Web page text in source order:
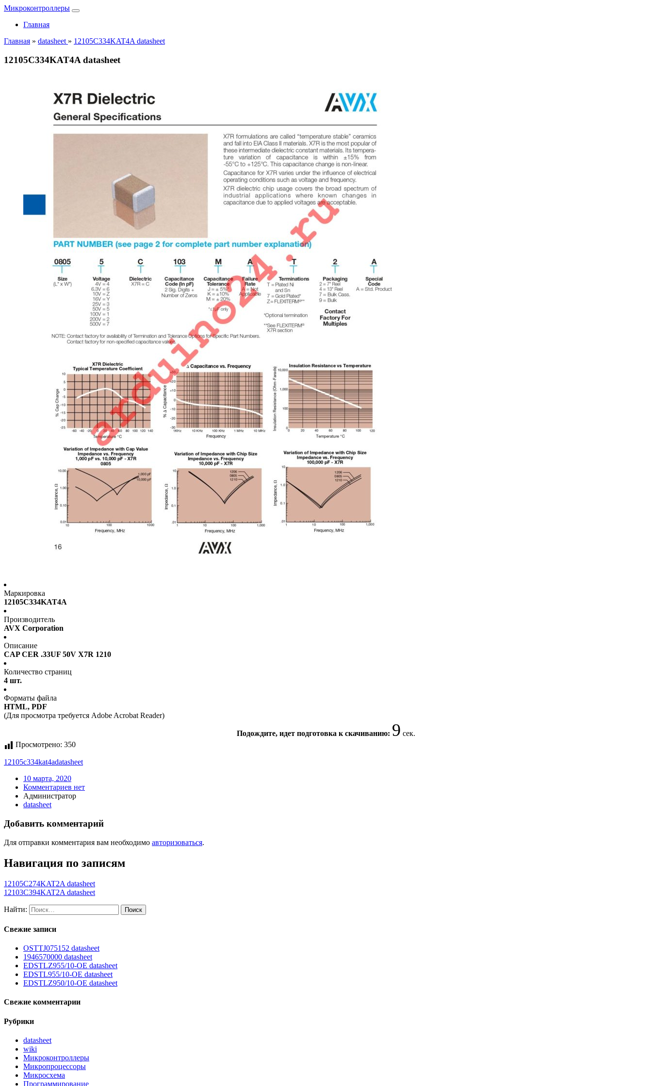
Микроконтроллеры
Главная
Главная » datasheet » 12105C334KAT4A datasheet
12105C334KAT4A datasheet
Маркировка
12105C334KAT4A
Производитель
AVX Corporation
Описание
CAP CER .33UF 50V X7R 1210
Количество страниц
4 шт.
Форматы файла
HTML, PDF
(Для просмотра требуется Adobe Acrobat Reader)
Подождите, идет подготовка к скачиванию: 8 сек.
Просмотрено: 350
12105c334kat4adatasheet
10 марта, 2020
Комментариев нет
Администратор
datasheet
Добавить комментарий
Для отправки комментария вам необходимо авторизоваться.
Навигация по записям
12105C274KAT2A datasheet
12103C394KAT2A datasheet
Найти:
Свежие записи
OSTTJ075152 datasheet
1946570000 datasheet
EDSTLZ955/10-OE datasheet
EDSTL955/10-OE datasheet
EDSTLZ950/10-OE datasheet
Свежие комментарии
Рубрики
datasheet
wiki
Микроконтроллеры
Микропроцессоры
Микросхема
Программирование